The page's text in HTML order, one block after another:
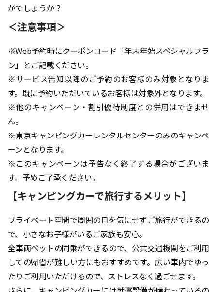
がでしょうか？
＜注意事項＞
※Web予約時にクーポンコード「年末年始スペシャルプラ
ン」とご記載ください。
※サービス告知以降のご予約のお客様のみ対象となりま
す。既に予約いただいているお客様は対象外となります。
※他のキャンペーン・割引優待制度との併用はできませ
ん。
※東京キャンピングカーレンタルセンターのみのキャンペ
ーンとなります。
※このキャンペーンは予告なく終了する場合がございま
す。予めご了承ください。
【キャンピングカーで旅行するメリット】
プライベート空間で周囲の目を気にせずご旅行ができるの
で、小さなお子様がいるご家族も安心。
全車両ペットの同乗ができるので、公共交通機関をご利用
しての帰省が難しい方にもおすすめです。広い車内でゆっ
たりご利用いただけるので、ストレスなく過ごせます。